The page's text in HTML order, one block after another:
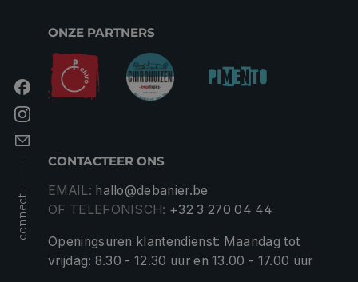
connect
ONZE PARTNERS
CONTACTEER ONS
EMAIL: hallo@debanier.be
OF TELEFONISCH: +32 3 270 04 44
Openingsuren klantendienst: Maandag tot
vrijdag: 8.30 - 12.30 uur en 13.00 - 17.00 uur